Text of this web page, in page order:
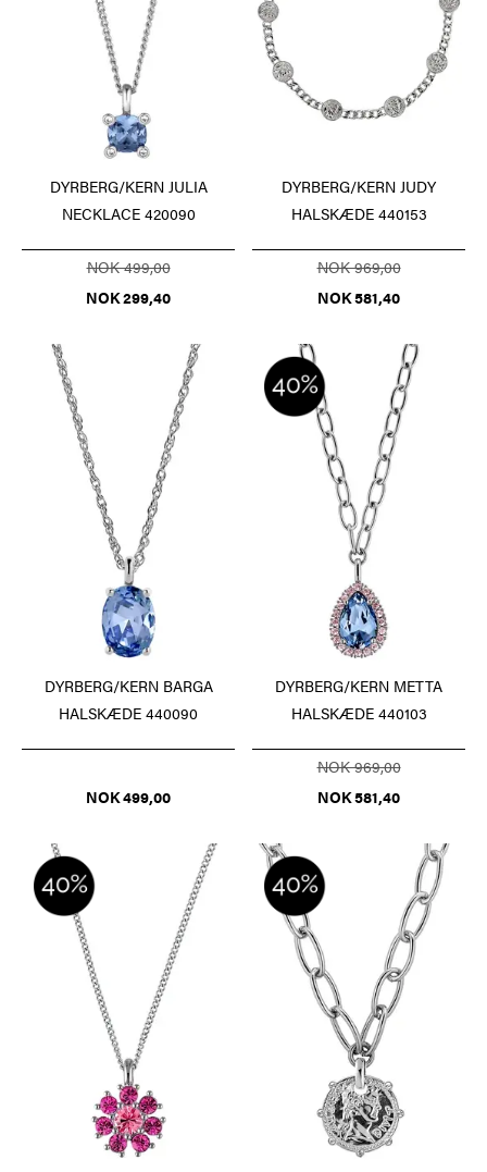
DYRBERG/KERN JULIA
NECKLACE 420090
NOK 499,00
NOK 299,40
DYRBERG/KERN JUDY
HALSKÆDE 440153
NOK 969,00
NOK 581,40
DYRBERG/KERN BARGA
HALSKÆDE 440090
NOK 499,00
DYRBERG/KERN METTA
HALSKÆDE 440103
NOK 969,00
NOK 581,40